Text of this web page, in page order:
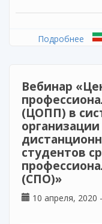
Подробнее о
Вебинар
(ЦОПП) в
студентов
(СПО)»
10 апреля, 2020